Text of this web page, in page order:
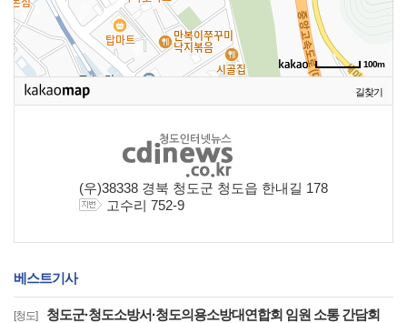
100m
길찾기
(우)38338 경북 청도군 청도읍 한내길 178
지번
고수리 752-9
베스트기사
[청도] 청도군·청도소방서·청도의용소방대연합회 임원 소통 간담회